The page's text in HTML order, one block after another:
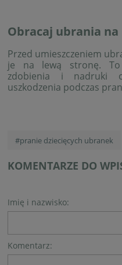
Obracaj ubrania
Przed umieszczeniem
je na lewą stronę. To
zdobienia i nadruki
uszkodzenia podczas
#pranie dziecięcych ubranek
KOMENTARZE DO
Imię i nazwisko:
Komentarz: